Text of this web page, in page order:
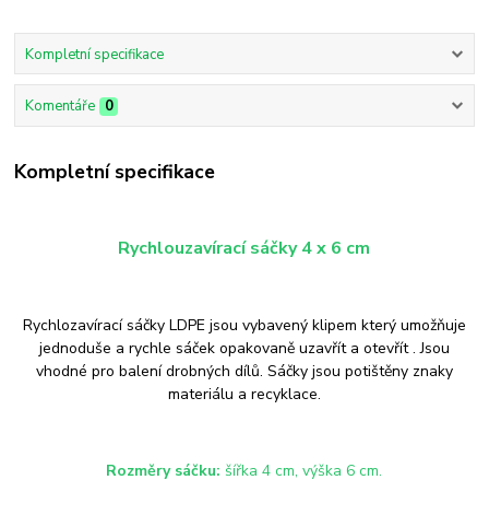
Kompletní specifikace
Komentáře 0
Kompletní specifikace
Rychlouzavírací sáčky 4 x 6 cm
Rychlozavírací sáčky LDPE jsou vybavený klipem který umožňuje
jednoduše a rychle sáček opakovaně uzavřít a otevřít . Jsou
vhodné pro balení drobných dílů. Sáčky jsou potištěny znaky
materiálu a recyklace.
Rozměry sáčku: šířka 4 cm, výška 6 cm.